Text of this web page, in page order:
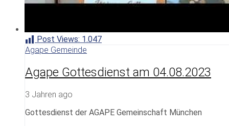
Post Views: 1.047
Agape Gemeinde
Agape Gottesdienst am 04.08.2023
3 Jahren ago
Gottesdienst der AGAPE Gemeinschaft München